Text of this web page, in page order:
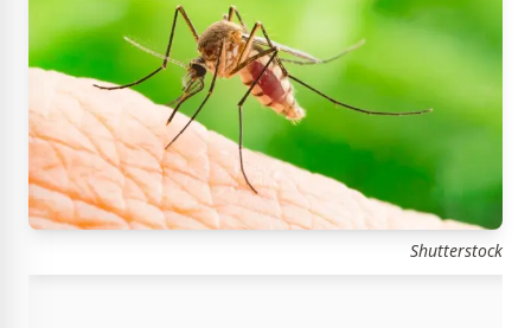
Shutterstock